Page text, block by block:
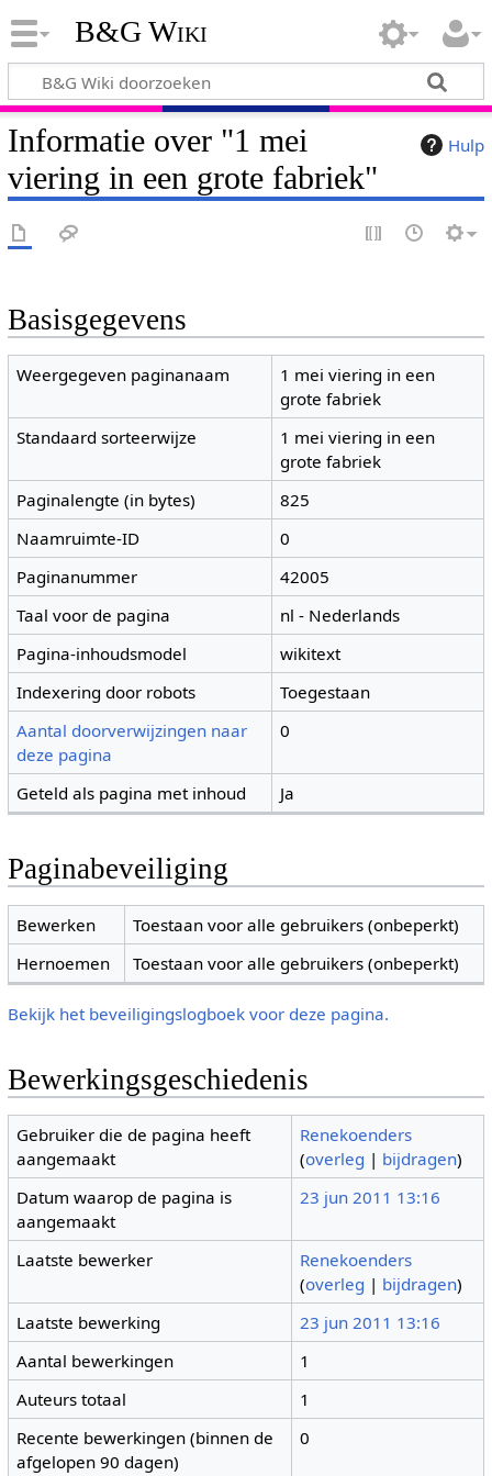
B&G Wiki
Hulp
Informatie over "1 mei
viering in een grote fabriek"
Basisgegevens
Weergegeven paginanaam
1 mei viering in een
grote fabriek
Standaard sorteerwijze
1 mei viering in een
grote fabriek
Paginalengte (in bytes)
825
Naamruimte-ID
0
Paginanummer
42005
Taal voor de pagina
nl - Nederlands
Pagina-inhoudsmodel
wikitext
Indexering door robots
Toegestaan
Aantal doorverwijzingen naar
deze pagina
0
Geteld als pagina met inhoud Ja
Paginabeveiliging
Bewerken
Toestaan voor alle gebruikers (onbeperkt)
Hernoemen
Toestaan voor alle gebruikers (onbeperkt)
Bekijk het beveiligingslogboek voor deze pagina.
Bewerkingsgeschiedenis
Gebruiker die de pagina heeft
aangemaakt
Renekoenders
(overleg | bijdragen)
Datum waarop de pagina is
aangemaakt
23 jun 2011 13:16
Laatste bewerker
Renekoenders
(overleg | bijdragen)
Laatste bewerking
23 jun 2011 13:16
Aantal bewerkingen
1
Auteurs totaal
1
Recente bewerkingen (binnen de
afgelopen 90 dagen)
0